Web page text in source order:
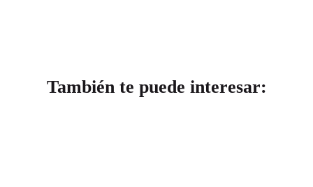
También te puede interesar: